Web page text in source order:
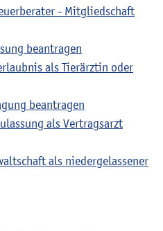
- Mitgliedschaft
beantragen
als Tierärztin oder
beantragen
als Vertragsarzt
als niedergelassener